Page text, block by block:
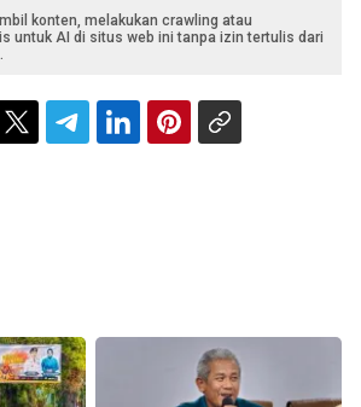
konten, melakukan crawling atau
untuk AI di situs web ini tanpa izin tertulis dari